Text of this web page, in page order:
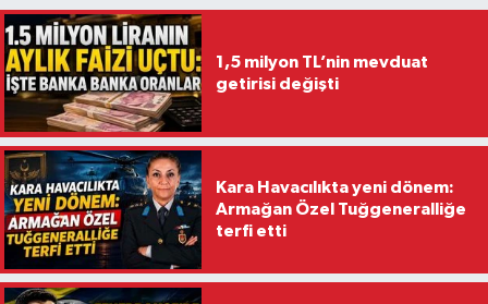
1,5 milyon TL’nin mevduat
getirisi değişti
Kara Havacılıkta yeni dönem:
Armağan Özel Tuğgeneralliğe
terfi etti